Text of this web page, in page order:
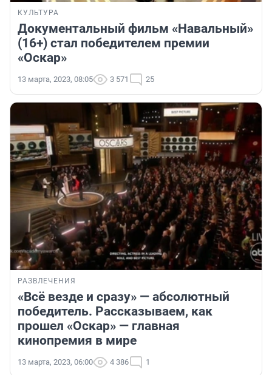
КУЛЬТУРА
Документальный фильм «Навальный»
(16+) стал победителем премии
«Оскар»
13 марта, 2023, 08:05 3 571 25
РАЗВЛЕЧЕНИЯ
«Всё везде и сразу» — абсолютный
победитель. Рассказываем, как
прошел «Оскар» — главная
кинопремия в мире
13 марта, 2023, 06:00 4 386 1